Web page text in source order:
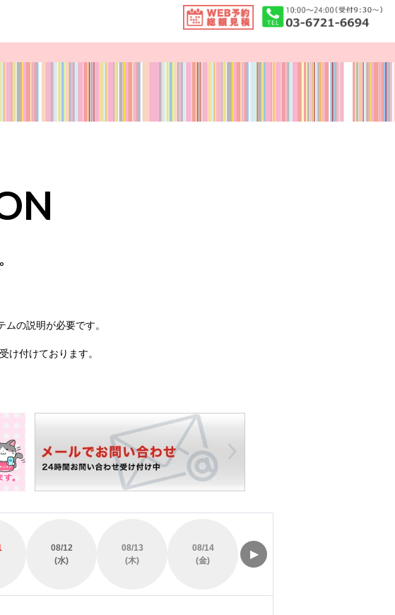
ムの説明が必要です。
け付けております。
08/12
(水)
08/13
(木)
08/14
(金)
08/15
(土)
▶